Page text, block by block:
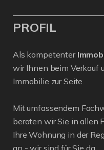
PROFIL
Als kompetenter
wir Ihnen beim Verkauf
Immobilie zur Seite.
Mit umfassendem
beraten wir Sie in allen
Ihre Wohnung in der